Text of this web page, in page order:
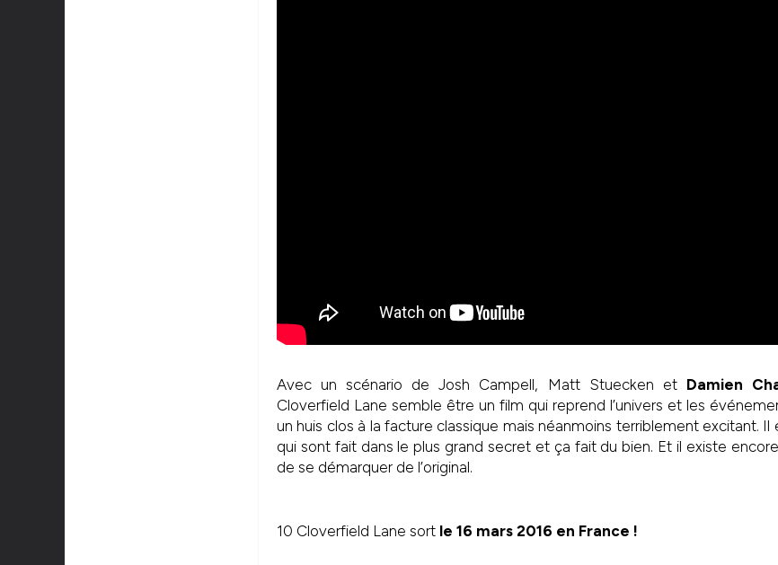
Avec un scénario de Josh Campell, Matt Stuecken et Damien
Cloverfield Lane semble être un film qui reprend l’univers et les
un huis clos à la facture classique mais néanmoins terriblement excitant.
qui sont fait dans le plus grand secret et ça fait du bien. Et il existe
de se démarquer de l’original.
10 Cloverfield Lane sort le 16 mars 2016 en France !